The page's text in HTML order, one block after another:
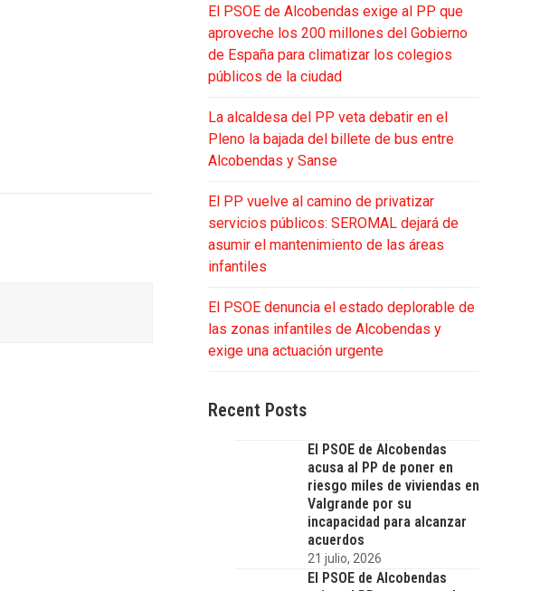
El PSOE de Alcobendas exige al PP que
aproveche los 200 millones del Gobierno
de España para climatizar los colegios
públicos de la ciudad
La alcaldesa del PP veta debatir en el
Pleno la bajada del billete de bus entre
Alcobendas y Sanse
El PP vuelve al camino de privatizar
servicios públicos: SEROMAL dejará de
asumir el mantenimiento de las áreas
infantiles
El PSOE denuncia el estado deplorable de
las zonas infantiles de Alcobendas y
exige una actuación urgente
Recent Posts
El PSOE de Alcobendas
acusa al PP de poner en
riesgo miles de viviendas en
Valgrande por su
incapacidad para alcanzar
acuerdos
21 julio, 2026
El PSOE de Alcobendas